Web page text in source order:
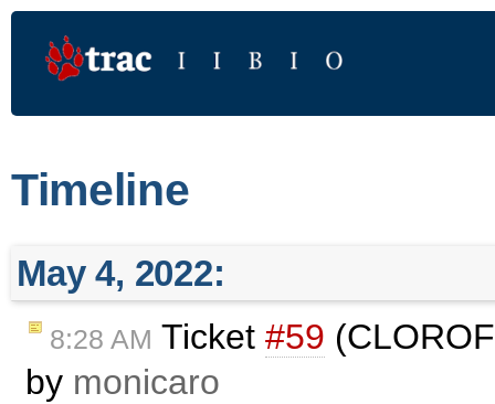
Timeline
May 4, 2022:
8:28 AM Ticket #59
by monicaro